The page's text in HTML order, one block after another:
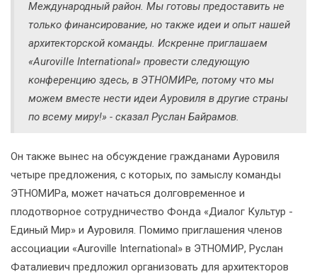
Международный район. Мы готовы предоставить не
только финансирование, но также идеи и опыт нашей
архитекторской команды. Искренне приглашаем
«Auroville International» провести следующую
конференцию здесь, в ЭТНОМИРе, потому что мы
можем вместе нести идеи Ауровиля в другие страны
по всему миру!» - сказал Руслан Байрамов.
Он также вынес на обсуждение гражданами Ауровиля
четыре предложения, с которых, по замыслу команды
ЭТНОМИРа, может начаться долговременное и
плодотворное сотрудничество Фонда «Диалог Культур -
Единый Мир» и Ауровиля. Помимо приглашения членов
ассоциации «Auroville International» в ЭТНОМИР, Руслан
Фаталиевич предложил организовать для архитекторов